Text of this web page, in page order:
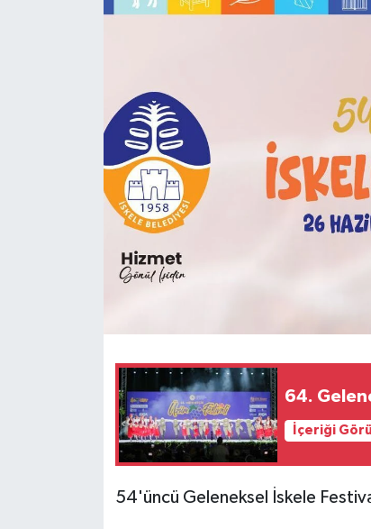
64.
İçeriği
54'üncü Geleneksel İskele
GÜNDEM
GÜNEY KIBRIS
İÇ HABERLER
MAGAZİN
Nöbetçi Eczaneler